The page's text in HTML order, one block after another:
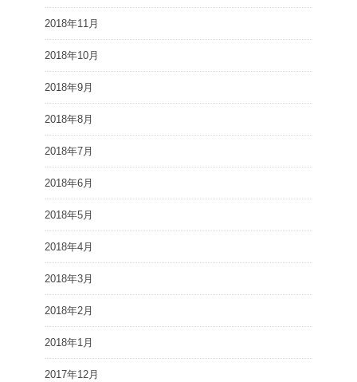
2018年11月
2018年10月
2018年9月
2018年8月
2018年7月
2018年6月
2018年5月
2018年4月
2018年3月
2018年2月
2018年1月
2017年12月